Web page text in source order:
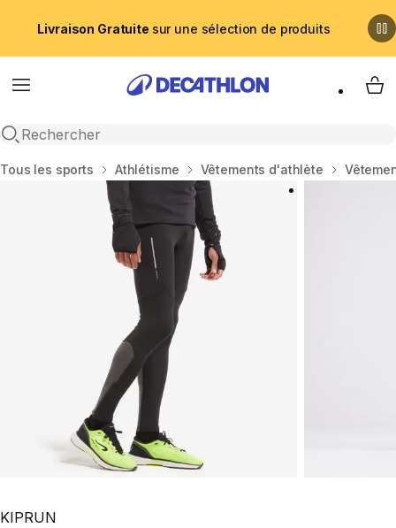
Livraison Gratuite sur une sélection de produits
Menu
Recherche ouverte
My
Accueil
Tous les sports Athlétisme Vêtements d'athlète
KIPRUN